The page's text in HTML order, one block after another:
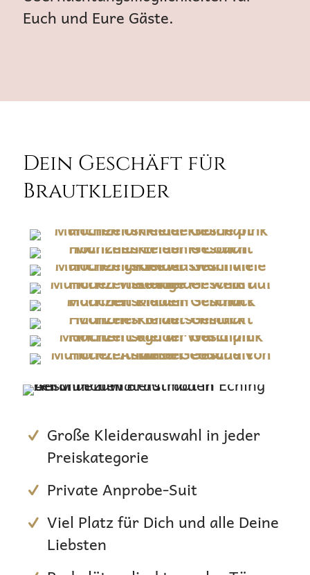
Euch und Eure Gäste.
Dein Geschäft für
Brautkleider
Große Kleiderauswahl in jeder
Preiskategorie
Private Anprobe-Suit
Viel Platz für Dich und alle Deine
Liebsten